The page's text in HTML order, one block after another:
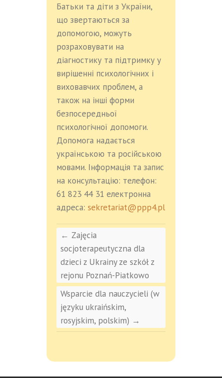
Батьки та діти з України,
що звертаються за
допомогою, можуть
розраховувати на
діагностику та підтримку у
вирішенні психологічних і
виховавчих проблем, а
також на інші форми
безпосередньої
психологічної допомоги.
Допомога надається
українською та російською
мовами. Інформація та запис
на консультацію: телефон:
61 823 44 31 електронна
адреса: sekretariat@ppp4.pl
← Zajęcia
socjoterapeutyczna dla
dzieci z Ukrainy ze szkół z
rejonu Poznań-Piatkowo
Wsparcie dla nauczycieli (w
języku ukraińskim,
rosyjskim, polskim) →